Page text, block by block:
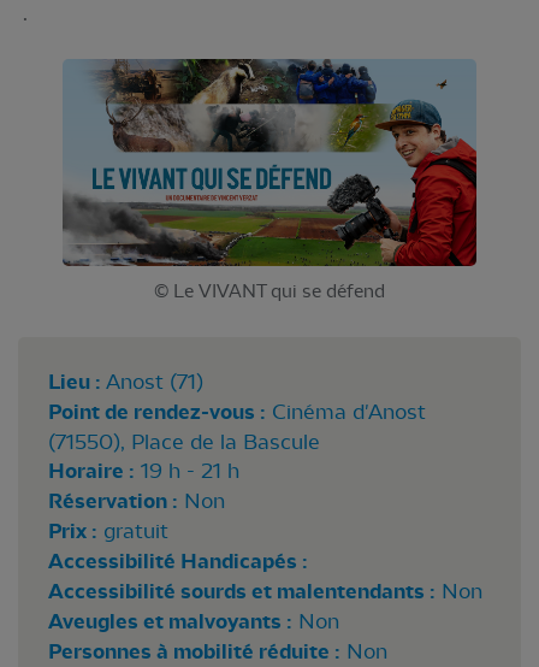
.
© Le VIVANT qui se défend
Lieu : Anost (71)
Point de rendez-vous : Cinéma d'Anost
(71550), Place de la Bascule
Horaire : 19 h - 21 h
Réservation : Non
Prix : gratuit
Accessibilité Handicapés :
Accessibilité sourds et malentendants : Non
Aveugles et malvoyants : Non
Personnes à mobilité réduite : Non